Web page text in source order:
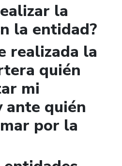
la
la entidad?
realizada la
quién
mi
ante quién
por la